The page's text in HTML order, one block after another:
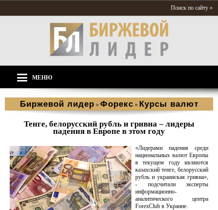
Поиск по сайту »
МЕНЮ
Биржевой лидер » Форекс » Курсы валют
Тенге, белорусский рубль и гривна – лидеры
падения в Европе в этом году
«Лидерами падения среди
национальных валют Европы
в текущем году являются
казахский тенге, белорусский
рубль и украинская гривна»,
- подсчитали эксперты
информационно-
аналитического центра
ForexClub в Украине.